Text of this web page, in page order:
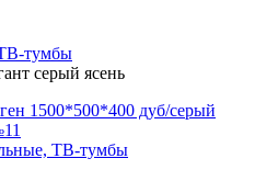
тумбы
серый ясень
1500*500*400 дуб/серый
ТВ-тумбы